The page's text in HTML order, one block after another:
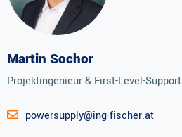
Martin Sochor
Projektingenieur & First-Level-Support
powersupply@ing-fischer.at